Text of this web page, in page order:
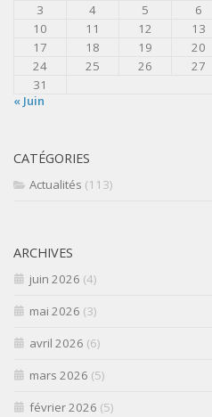
3
4 5 6
10
11 12 13
17
18 19 20
24
25 26 27
31
« Juin
CATÉGORIES
Actualités (113)
ARCHIVES
juin 2026 (4)
mai 2026 (3)
avril 2026 (6)
mars 2026 (5)
février 2026 (5)